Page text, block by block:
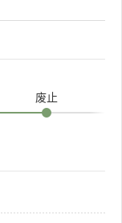
废止